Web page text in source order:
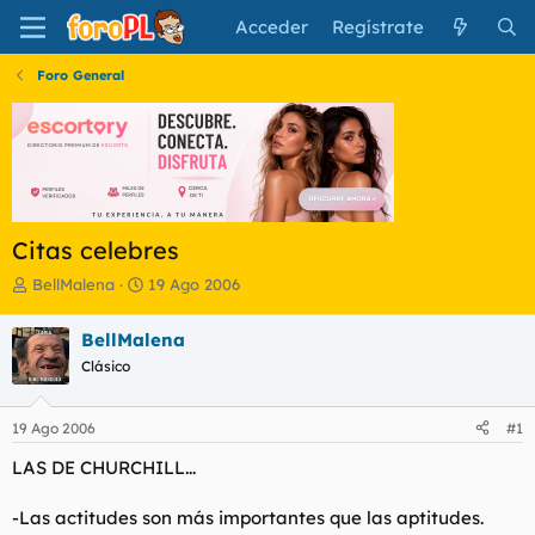
Acceder Regístrate
Foro General
Citas celebres
I
i
c
i
a
d
o
d
l
BellMalena
F
h
e
i
19 Ago 2006
BellMalena
Clásico
19 Ago 2006 #1
LAS DE CHURCHILL...
-Las actitudes son más importantes que las aptitudes.